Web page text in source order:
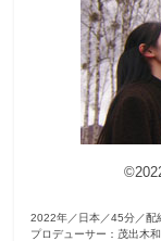
こ2022年／日本／45分／配
プロデューサー：茂出木